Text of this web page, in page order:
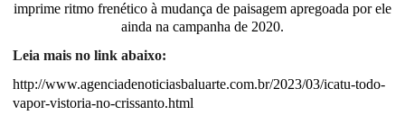
imprime ritmo frenético à mudança de paisagem apregoada por ele
ainda na campanha de 2020.
Leia mais no link abaixo:
http://www.agenciadenoticiasbaluarte.com.br/2023/03/icatu-todo-
vapor-vistoria-no-crissanto.html